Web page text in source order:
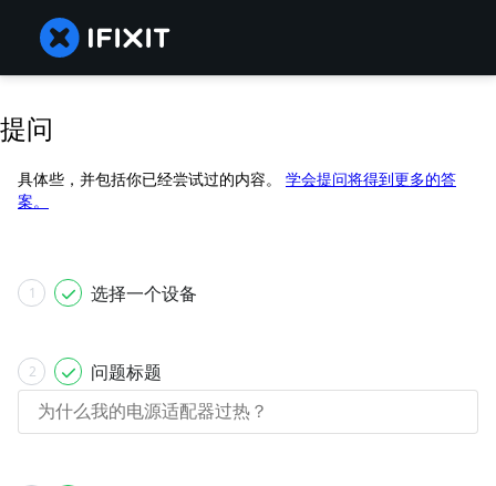
提问
具体些，并包括你已经尝试过的内容。 学会提问将得到更多的答
案。
1 选择一个设备
2 问题标题